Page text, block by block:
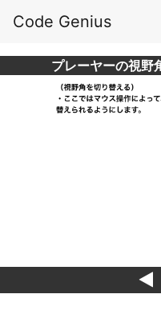
Code Genius
プレーヤーの視野